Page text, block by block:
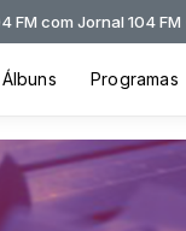
104 FM ( Bruno
Álbuns Programas